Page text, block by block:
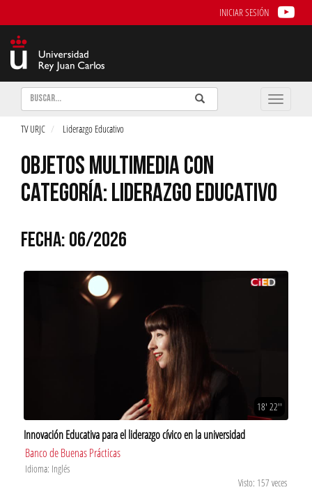
INICIAR SESIÓN
Buscar Enviar
Buscar
Toggle
TV URJC Liderazgo Educativo
OBJETOS MULTIMEDIA CON
CATEGORÍA: LIDERAZGO EDUCATIVO
FECHA: 06/2026
18' 22''
Innovación Educativa para el liderazgo cívico en la universidad
Banco de Buenas Prácticas
Idioma: Inglés
Visto: 157 veces